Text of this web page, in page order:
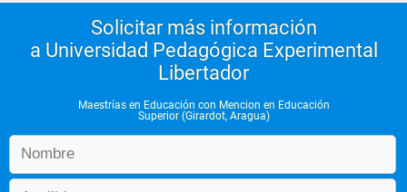
Solicitar más información
a Universidad Pedagógica Experimental
Libertador
Maestrías en Educación con Mencion en Educación
Superior (Girardot, Aragua)